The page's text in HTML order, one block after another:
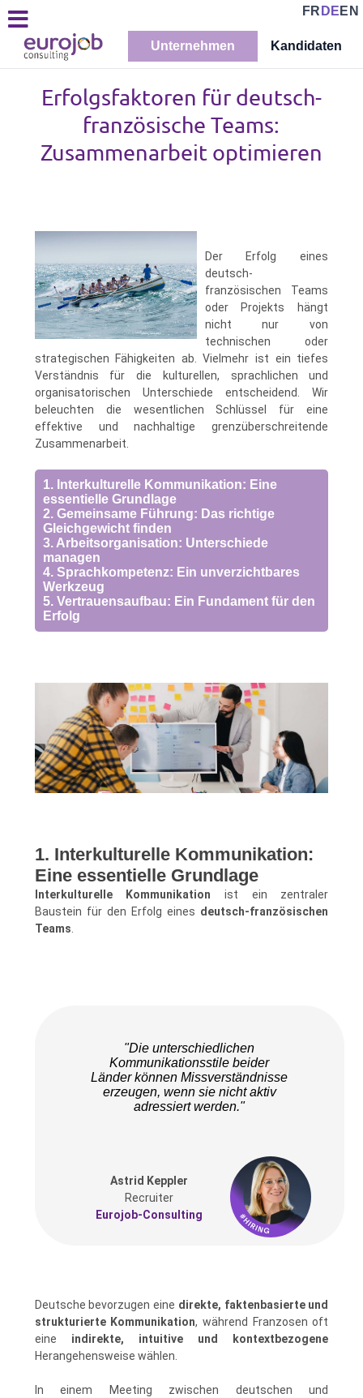
FR DE EN
Unternehmen Kandidaten
Erfolgsfaktoren für deutsch-
französische Teams:
Zusammenarbeit optimieren
Der Erfolg eines
deutsch-
französischen Teams
oder Projekts hängt
nicht nur von
technischen oder
strategischen Fähigkeiten ab. Vielmehr ist ein tiefes
Verständnis für die kulturellen, sprachlichen und
organisatorischen Unterschiede entscheidend. Wir
beleuchten die wesentlichen Schlüssel für eine
effektive und nachhaltige grenzüberschreitende
Zusammenarbeit.
1. Interkulturelle Kommunikation: Eine
essentielle Grundlage
2. Gemeinsame Führung: Das richtige
Gleichgewicht finden
3. Arbeitsorganisation: Unterschiede
managen
4. Sprachkompetenz: Ein unverzichtbares
Werkzeug
5. Vertrauensaufbau: Ein Fundament für den
Erfolg
1. Interkulturelle Kommunikation:
Eine essentielle Grundlage
Interkulturelle Kommunikation ist ein zentraler
Baustein für den Erfolg eines deutsch-französischen
Teams
"Die unterschiedlichen
Kommunikationsstile beider
Länder können Missverständnisse
erzeugen, wenn sie nicht aktiv
adressiert werden."
Astrid Keppler
Recruiter
Eurojob-Consulting
Deutsche bevorzugen eine direkte, faktenbasierte und
strukturierte Kommunikation, während Franzosen oft
eine indirekte, intuitive und kontextbezogene
Herangehensweise wählen.
In einem Meeting zwischen deutschen und